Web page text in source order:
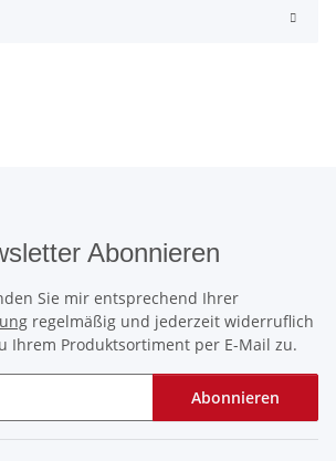
Abonnieren
Sie mir entsprechend Ihrer
regelmäßig und jederzeit widerruflich
Ihrem Produktsortiment per E-Mail zu.
Abonnieren